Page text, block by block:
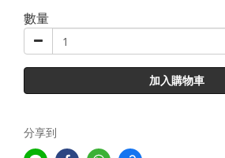
數量
加入購物車
分享到